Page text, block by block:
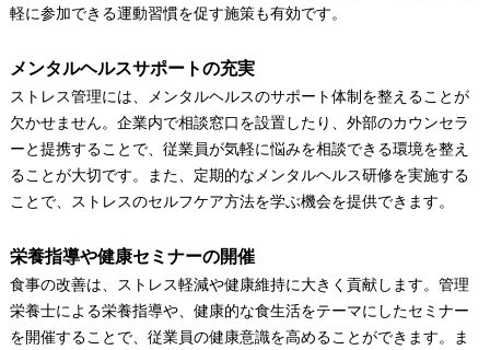
軽に参加できる運動習慣を促す施策も有効です。
メンタルヘルスサポートの充実
ストレス管理には、メンタルヘルスのサポート体制を整えることが
欠かせません。企業内で相談窓口を設置したり、外部のカウンセラ
ーと提携することで、従業員が気軽に悩みを相談できる環境を整え
ることが大切です。また、定期的なメンタルヘルス研修を実施する
ことで、ストレスのセルフケア方法を学ぶ機会を提供できます。
栄養指導や健康セミナーの開催
食事の改善は、ストレス軽減や健康維持に大きく貢献します。管理
栄養士による栄養指導や、健康的な食生活をテーマにしたセミナー
を開催することで、従業員の健康意識を高めることができます。ま